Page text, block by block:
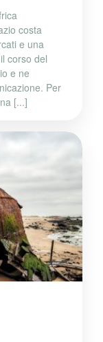
costa
e una
corso del
e ne
Per
[...]